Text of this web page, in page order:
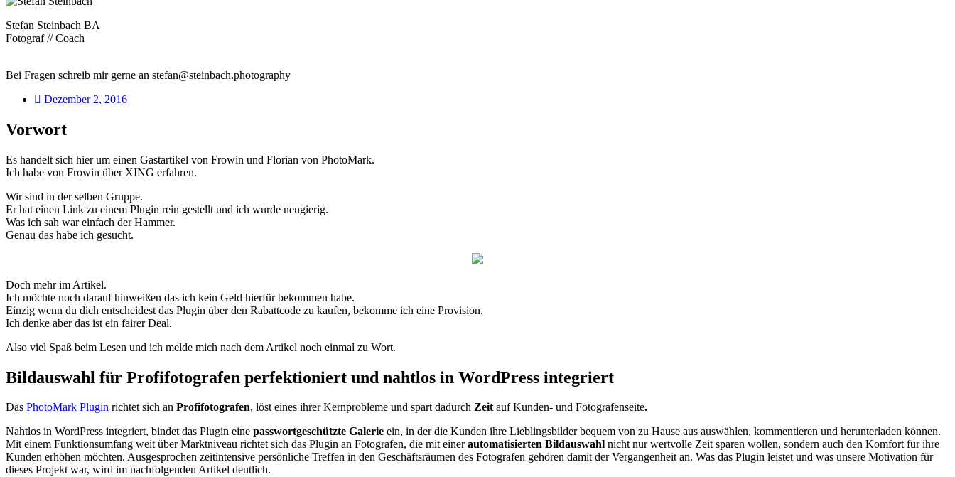
Stefan Steinbach BA
Fotograf // Coach
Bei Fragen schreib mir gerne an stefan@steinbach.photography
Dezember 2, 2016
Vorwort
Es handelt sich hier um einen Gastartikel von Frowin und Florian von PhotoMark.
Ich habe von Frowin über XING erfahren.
Wir sind in der selben Gruppe.
Er hat einen Link zu einem Plugin rein gestellt und ich wurde neugierig.
Was ich sah war einfach der Hammer.
Genau das habe ich gesucht.
Doch mehr im Artikel.
Ich möchte noch darauf hinweißen das ich kein Geld hierfür bekommen habe.
Einzig wenn du dich entscheidest das Plugin über den Rabattcode zu kaufen, bekomme ich eine Provision.
Ich denke aber das ist ein fairer Deal.
Also viel Spaß beim Lesen und ich melde mich nach dem Artikel noch einmal zu Wort.
Bildauswahl für Profifotografen perfektioniert und nahtlos in WordPress integriert
Das PhotoMark Plugin richtet sich an Profifotografen, löst eines ihrer Kernprobleme und spart dadurch Zeitauf Kunden- und Fotografenseite.
Nahtlos in WordPress integriert, bindet das Plugin eine passwortgeschützte Galerie ein, in der die Kunden ihre Lieblingsbilder bequem von zu Hause aus auswählen, kommentieren und herunterladen können.
Mit einem Funktionsumfang weit über Marktniveau richtet sich das Plugin an Fotografen, die mit einerautomatisierten Bildauswahl nicht nur wertvolle Zeit sparen wollen, sondern auch den Komfort für ihre
Kunden erhöhen möchten. Ausgesprochen zeitintensive persönliche Treffen in den Geschäftsräumen des Fotografen gehören damit der Vergangenheit an. Was das Plugin leistet und was unsere Motivation für
dieses Projekt war, wird im nachfolgenden Artikel deutlich.